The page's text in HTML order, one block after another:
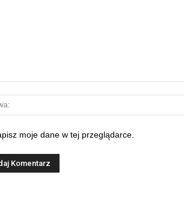
moje dane w tej przeglądarce.